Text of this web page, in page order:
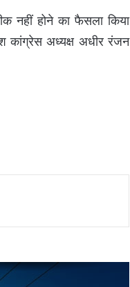
नहीं होने का फैसला किया
कांग्रेस अध्यक्ष अधीर रंजन